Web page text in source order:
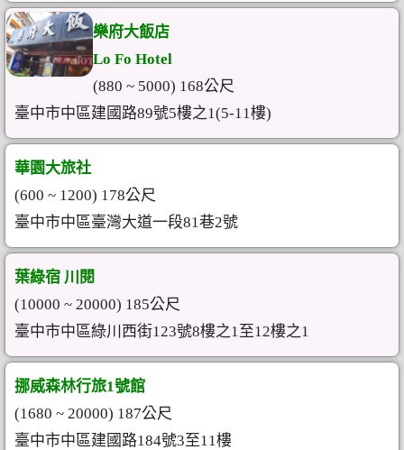
樂府大飯店
Lo Fo Hotel
(880 ~ 5000) 168公尺
臺中市中區建國路89號5樓之1(5-11樓)
華園大旅社
(600 ~ 1200) 178公尺
臺中市中區臺灣大道一段81巷2號
葉綠宿 川閱
(10000 ~ 20000) 185公尺
臺中市中區綠川西街123號8樓之1至12樓之1
挪威森林行旅1號館
(1680 ~ 20000) 187公尺
臺中市中區建國路184號3至11樓